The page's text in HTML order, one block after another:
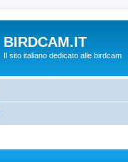
BIRDCAM.IT
Il sito italiano dedicato alle birdcam